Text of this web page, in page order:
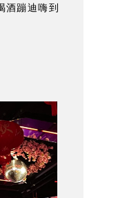
酒蹦迪嗨到